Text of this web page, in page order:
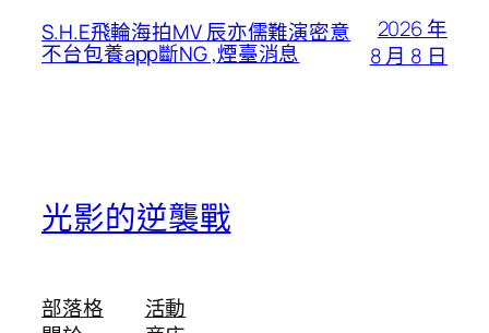
S.H.E飛輪海拍MV 辰亦儒難演密意
不台包養app斷NG ,煙臺消息
2026 年
8 月 8 日
光影的逆襲戰
部落格
活動